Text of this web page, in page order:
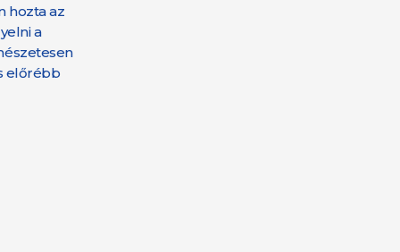
hozta az
a
előrébb